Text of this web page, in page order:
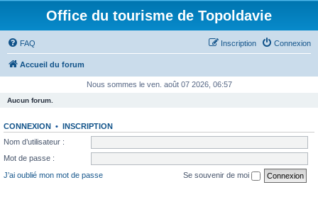
Office du tourisme de Topoldavie
FAQ Connexion
Inscription
Accueil du forum
Nous sommes le ven. août 07 2026, 06:57
Aucun forum.
CONNEXION • INSCRIPTION
Nom d’utilisateur :
Mot de passe :
J’ai oublié mon mot de passe
Se souvenir de moi